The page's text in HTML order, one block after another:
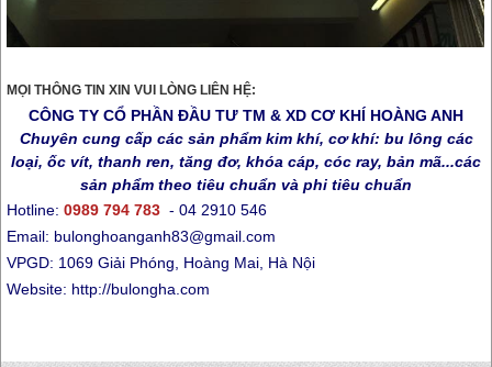
MỌI THÔNG TIN XIN VUI LÒNG LIÊN HỆ:
CÔNG TY CỔ PHẦN ĐẦU TƯ TM & XD CƠ KHÍ HOÀNG ANH
Chuyên cung cấp các sản phẩm kim khí, cơ khí: bu lông các
loại, ốc vít, thanh ren, tăng đơ, khóa cáp, cóc ray, bản mã...các
sản phẩm theo tiêu chuẩn và phi tiêu chuẩn
Hotline: 0989 794 783 - 04 2910 546
Email: bulonghoanganh83@gmail.com
VPGD: 1069 Giải Phóng, Hoàng Mai, Hà Nội
Website: http://bulongha.com